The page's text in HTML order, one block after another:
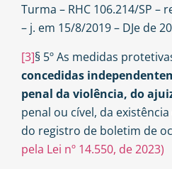
Turma – RHC 106.214/SP –
– j. em 15/8/2019 – DJe de
[3]§ 5º As medidas
concedidas
penal da violência, do
penal ou cível, da
do registro de boletim de
pela Lei nº 14.550, de 2023)